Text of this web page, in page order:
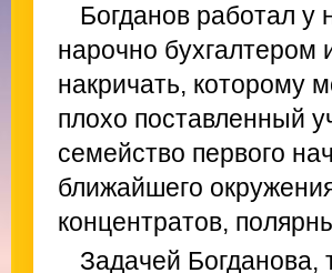
Богданов работал у
нарочно бухгалтером
накричать, которому
плохо поставленный
семейство первого
ближайшего
концентратов,
Задачей Богданова,